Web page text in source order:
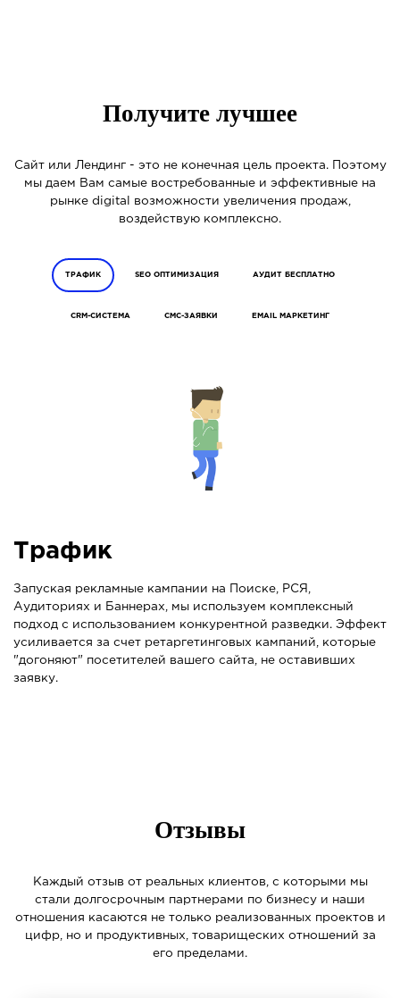
Получите лучшее
Сайт или Лендинг - это не конечная цель проекта. Поэтому
мы даем Вам самые востребованные и эффективные на
рынке digital возможности увеличения продаж,
воздействую комплексно.
ТРАФИК SEO ОПТИМИЗАЦИЯ АУДИТ БЕСПЛАТНО
CRM-СИСТЕМА СМС-ЗАЯВКИ EMAIL МАРКЕТИНГ
Трафик
Запуская рекламные кампании на Поиске, РСЯ,
Аудиториях и Баннерах, мы используем комплексный
подход с использованием конкурентной разведки. Эффект
усиливается за счет ретаргетинговых кампаний, которые
"догоняют" посетителей вашего сайта, не оставивших
заявку.
Отзывы
Каждый отзыв от реальных клиентов, с которыми мы
стали долгосрочным партнерами по бизнесу и наши
отношения касаются не только реализованных проектов и
цифр, но и продуктивных, товарищеских отношений за
его пределами.